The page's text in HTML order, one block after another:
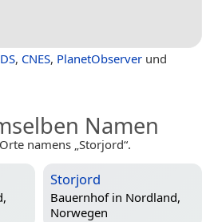
, CNES, PlanetObserver und
Namen
namens „Storjord“.
Storjord
Bauernhof in Nordland,
Norwegen